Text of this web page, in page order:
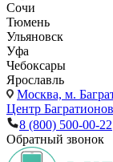
Сочи
Тюмень
Ульяновск
Уфа
Чебоксары
Ярославль
Москва, м.
Центр
8 (800) 500-00-22
Обратный звонок